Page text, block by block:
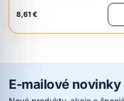
8,61 €
E-mailové novinky